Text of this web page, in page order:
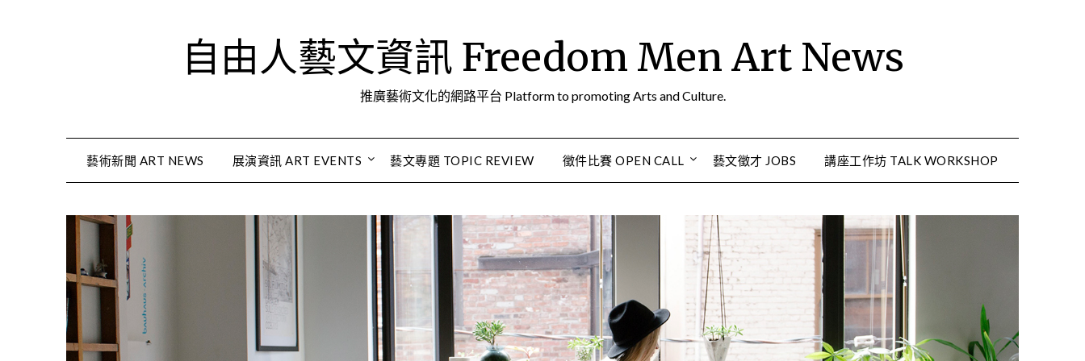
自由人藝文資訊 Freedom Men Art News
推廣藝術文化的網路平台 Platform to promoting Arts and Culture.
藝術新聞 ART NEWS 展演資訊 ART EVENTS 藝文專題 TOPIC REVIEW 徵件比賽 OPEN CALL 藝文徵才 JOBS 講座工作坊 TALK WORKSHOP